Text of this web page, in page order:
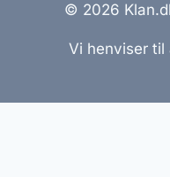
© 2026
Vi henviser til